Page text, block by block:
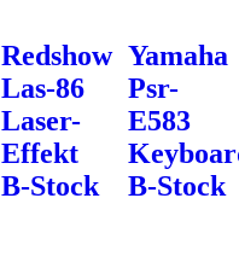
Redshow
Las-86
Laser-
Effekt
B-Stock
Yamaha
Psr-
E583
B-Stock